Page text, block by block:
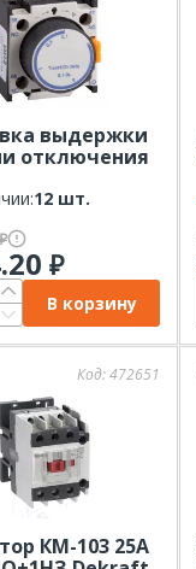
выдержки
отключения
12 шт.
₽
₽
В корзину
Код:472651
КМ-103 25А